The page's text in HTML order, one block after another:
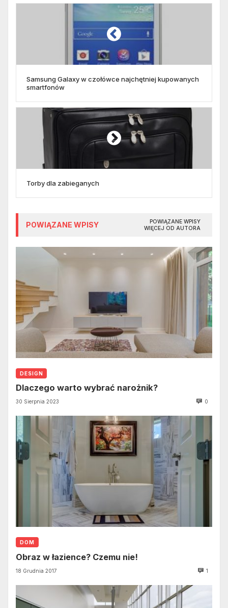
Samsung Galaxy w czołówce najchętniej kupowanych
smartfonów
Torby dla zabieganych
POWIĄZANE WPISY
POWIĄZANE WPISY
WIĘCEJ OD AUTORA
DESIGN
Dlaczego warto wybrać narożnik?
30 Sierpnia 2023 0
DOM
Obraz w łazience? Czemu nie!
18 Grudnia 2017 1